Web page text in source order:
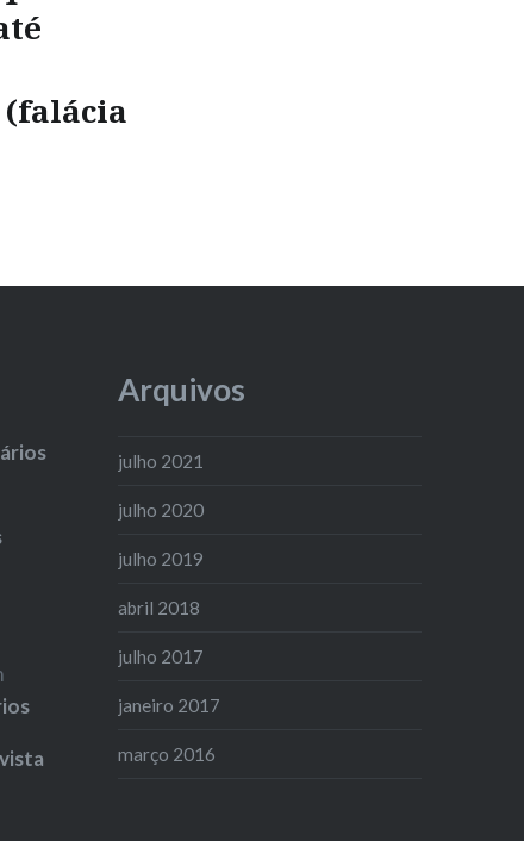
Arquivos
julho 2021
julho 2020
julho 2019
abril 2018
julho 2017
janeiro 2017
março 2016